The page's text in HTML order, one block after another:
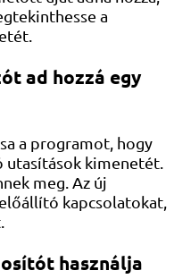
a
ad hozzá egy
a programot, hogy
kimenetét.
meg. Az új
kapcsolatokat,
használja